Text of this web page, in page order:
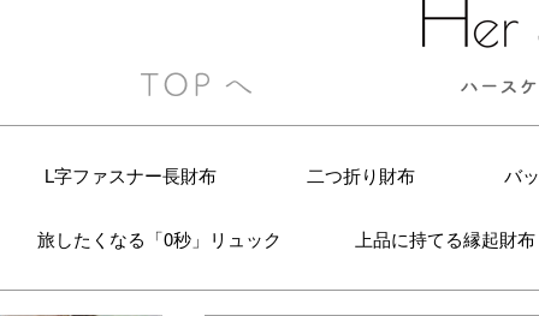
L字ファスナー長財布 二つ折り財布 バ
旅したくなる「0秒」リュック 上品に持てる縁起財布